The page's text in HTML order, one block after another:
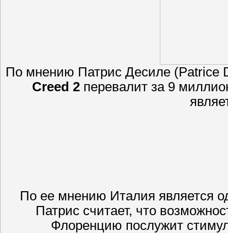
По мнению Патрис Десиле (Patrice
Creed 2 перевалит за 9
По ее мнению Италия является
Патрис считает, что
Флоренцию послужит